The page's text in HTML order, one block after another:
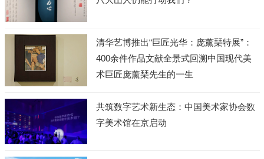
清华艺博推出“巨匠光华：庞薰琹特展”：
400余件作品文献全景式回溯中国现代美
术巨匠庞薰琹先生的一生
共筑数字艺术新生态：中国美术家协会数
字美术馆在京启动